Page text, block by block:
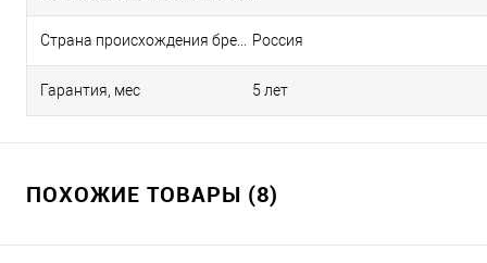
Россия
Гарантия, мес 5 лет
ПОХОЖИЕ ТОВАРЫ (8)